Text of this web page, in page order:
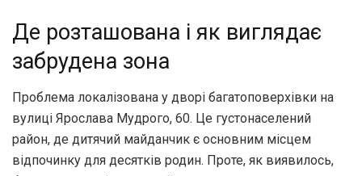
Де розташована і як виглядає
забрудена зона
Проблема локалізована у дворі багатоповерхівки на
вулиці Ярослава Мудрого, 60. Це густонаселений
район, де дитячий майданчик є основним місцем
відпочинку для десятків родин. Проте, як виявилось,